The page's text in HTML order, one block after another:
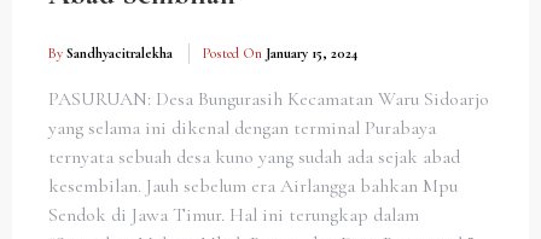
By Sandhyacitralekha Posted On January 15, 2024
PASURUAN: Desa Bungurasih Kecamatan Waru Sidoarjo
yang selama ini dikenal dengan terminal Purabaya
ternyata sebuah desa kuno yang sudah ada sejak abad
kesembilan. Jauh sebelum era Airlangga bahkan Mpu
Sendok di Jawa Timur. Hal ini terungkap dalam